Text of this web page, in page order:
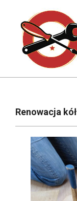
content
NavigationRenowacja